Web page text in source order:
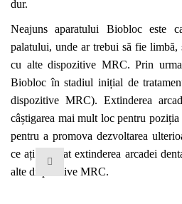
dur.
Neajuns aparatului Biobloc este
palatului, unde ar trebui să fie
cu alte dispozitive MRC. Prin
Biobloc în stadiul inițial de
dispozitive MRC). Extinderea arc
câștigarea mai mult loc pentru poziția
pentru a promova dezvoltarea
ce ați realizat extinderea arcadei
alte dispozitive MRC.